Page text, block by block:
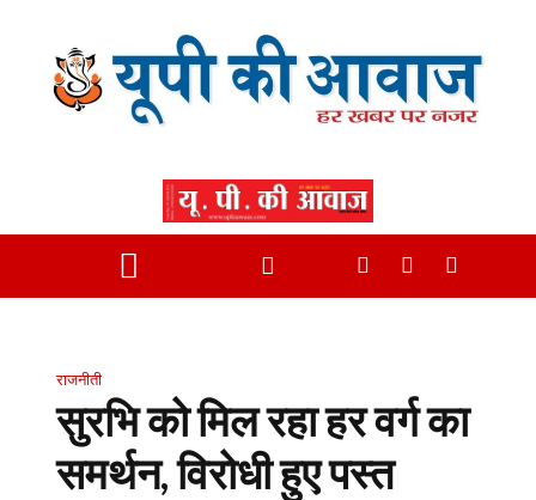
राजनीती
सुरभि को मिल रहा हर वर्ग का
समर्थन, विरोधी हुए पस्त